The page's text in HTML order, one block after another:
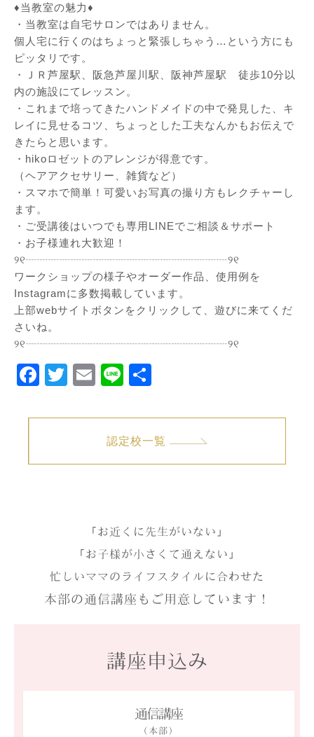
♦︎当教室の魅力♦︎
・当教室は自宅サロンではありません。
個人宅に行くのはちょっと緊張しちゃう…という方にも
ピッタリです。
・ＪＲ芦屋駅、阪急芦屋川駅、阪神芦屋駅 徒歩10分以
内の施設にてレッスン。
・これまで培ってきたハンドメイドの中で発見した、 キ
レイに見せるコツ、 ちょっとした工夫なんかもお伝えで
きたらと思います。
・hikoロゼットのアレンジが得意です。
（ヘアアクセサリー、雑貨など）
・スマホで簡単！可愛いお写真の撮り方もレクチャーし
ます。
・ご受講後はいつでも専用LINEでご相談＆サポート
・お子様連れ大歓迎！
୨୧┈┈┈┈┈┈┈┈┈┈┈┈┈┈┈┈┈┈୨୧
ワークショップの様子やオーダー作品、使用例を
Instagramに多数掲載しています。
上部webサイトボタンをクリックして、遊びに来てくだ
さいね。
୨୧┈┈┈┈┈┈┈┈┈┈┈┈┈┈┈┈┈┈୨୧
Facebook
Twitter
EmailLine
認定校一覧
「お近くに先生がいない」
「お子様が小さくて通えない」
忙しいママのライフスタイルに合わせた
本部の通信講座もご用意しています！
講座申込み
通信講座
（本部）